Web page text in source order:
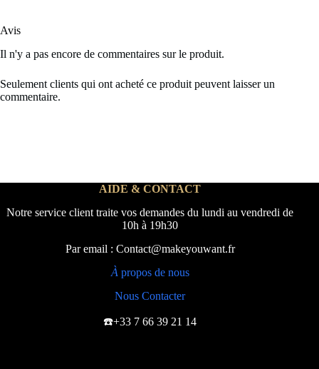
Avis
Il n'y a pas encore de commentaires sur le produit.
Seulement clients qui ont acheté ce produit peuvent laisser un
commentaire.
AIDE & CONTACT
Notre service client traite vos demandes du lundi au vendredi de
10h à 19h30
Par email : Contact@makeyouwant.fr
À propos de nous
Nous Contacter
☎️+33 7 66 39 21 14